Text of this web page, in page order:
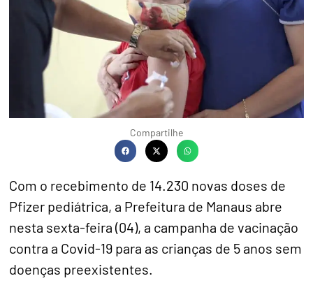
Compartilhe
Com o recebimento de 14.230 novas doses de
Pfizer pediátrica, a Prefeitura de Manaus abre
nesta sexta-feira (04), a campanha de vacinação
contra a Covid-19 para as crianças de 5 anos sem
doenças preexistentes.